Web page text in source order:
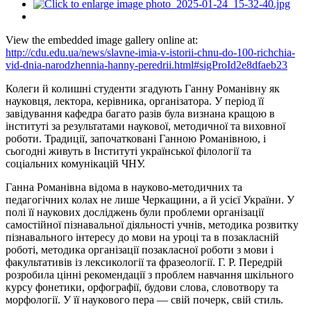
View the embedded image gallery online at:
http://cdu.edu.ua/news/slavne-imia-v-istorii-chnu-do-100-richchia-
vid-dnia-narodzhennia-hanny-peredrii.html#sigProId2e8dfaeb23
Колеги й колишні студенти згадують Ганну Романівну як
науковця, лектора, керівника, організатора. У період її
завідування кафедра багато разів була визнана кращою в
інституті за результатами наукової, методичної та виховної
роботи. Традиції, започатковані Ганною Романівною, і
сьогодні живуть в Інституті української філології та
соціальних комунікацій ЧНУ.
Ганна Романівна відома в науково-методичних та
педагогічних колах не лише Черкащини, а й усієї України. У
полі її наукових досліджень були проблеми організації
самостійної пізнавальної діяльності учнів, методика розвитку
пізнавального інтересу до мови на уроці та в позакласній
роботі, методика організації позакласної роботи з мови і
факультативів із лексикології та фразеології. Г. Р. Передрій
розробила цінні рекомендації з проблем навчання шкільного
курсу фонетики, орфографії, будови слова, словотвору та
морфології. У її наукового пера — свій почерк, свій стиль.